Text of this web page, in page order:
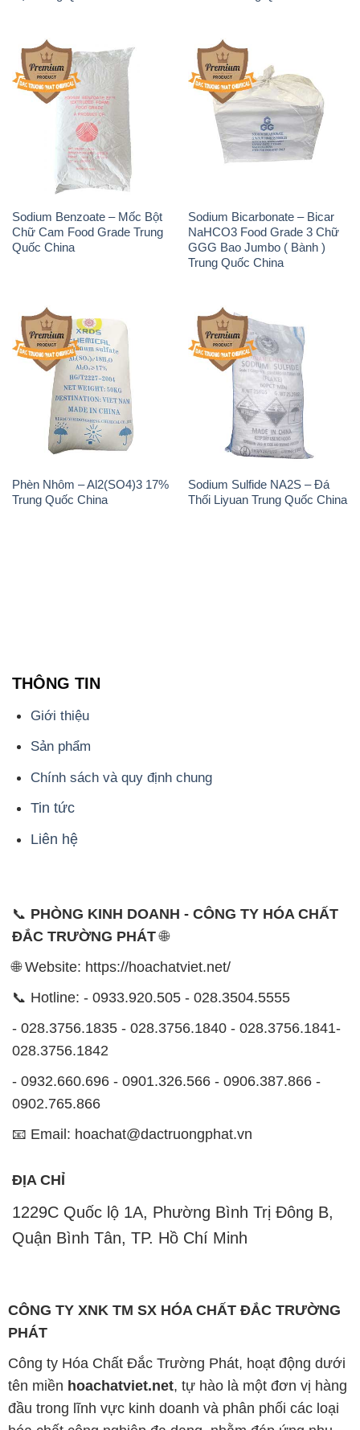
Sodium Benzoate – Mốc Bột
Chữ Cam Food Grade Trung
Quốc China
Sodium Bicarbonate – Bicar
NaHCO3 Food Grade 3 Chữ
GGG Bao Jumbo ( Bành )
Trung Quốc China
Phèn Nhôm – Al2(SO4)3 17%
Trung Quốc China
Sodium Sulfide NA2S – Đá
Thối Liyuan Trung Quốc China
THÔNG TIN
Giới thiệu
Sản phẩm
Chính sách và quy định chung
Tin tức
Liên hệ
📞 PHÒNG KINH DOANH - CÔNG TY HÓA CHẤT
ĐẮC TRƯỜNG PHÁT🌐
🌐 Website: https://hoachatviet.net/
📞 Hotline: - 0933.920.505 - 028.3504.5555
- 028.3756.1835 - 028.3756.1840 - 028.3756.1841-
028.3756.1842
- 0932.660.696 - 0901.326.566 - 0906.387.866 -
0902.765.866
📧 Email: hoachat@dactruongphat.vn
ĐỊA CHỈ
1229C Quốc lộ 1A, Phường Bình Trị Đông B,
Quận Bình Tân, TP. Hồ Chí Minh
CÔNG TY XNK TM SX HÓA CHẤT ĐẮC TRƯỜNG
PHÁT
Công ty Hóa Chất Đắc Trường Phát, hoạt động dưới
tên miền hoachatviet.net, tự hào là một đơn vị hàng
đầu trong lĩnh vực kinh doanh và phân phối các loại